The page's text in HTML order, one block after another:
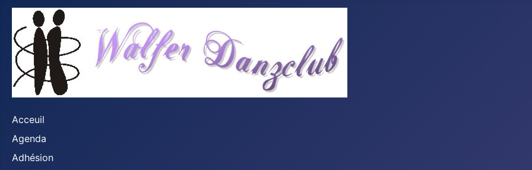
Acceuil
Agenda
Adhésion